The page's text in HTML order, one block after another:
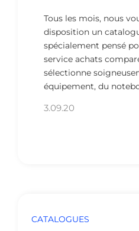
Tous les mois, nous
disposition un
spécialement pensé
service achats
sélectionne
équipement, du
3.09.20
CATALOGUES